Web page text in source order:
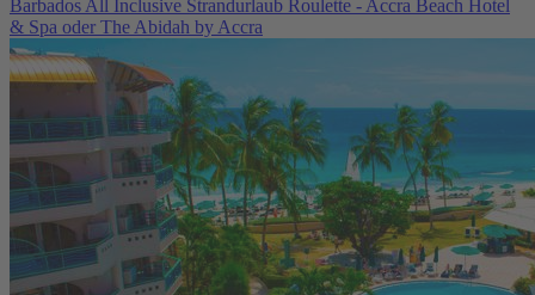
Barbados All Inclusive Strandurlaub Roulette - Accra Beach Hotel
& Spa oder The Abidah by Accra